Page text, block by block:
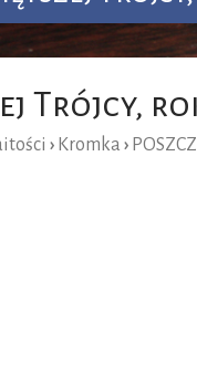
Trójcy,
› Kromka ›